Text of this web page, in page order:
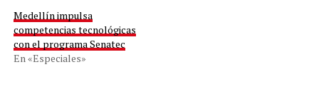
Medellín impulsa
competencias tecnológicas
con el programa Senatec
En «Especiales»